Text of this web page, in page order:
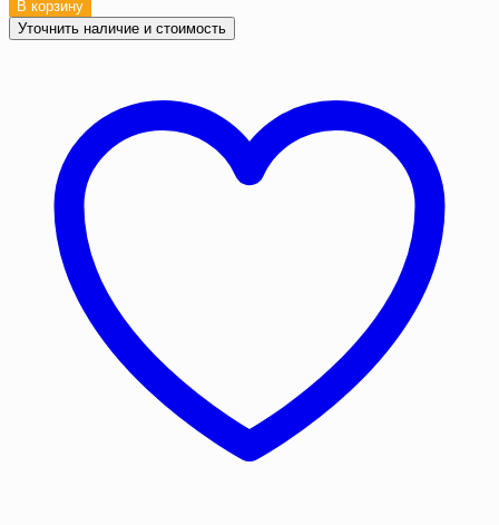
Тент
тарпаулин
люверсами
В корзину
Уточнить наличие и стоимость